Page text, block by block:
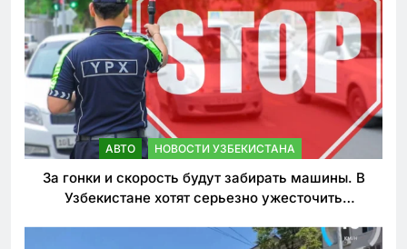
АВТО НОВОСТИ УЗБЕКИСТАНА
За гонки и скорость будут забирать машины. В
Узбекистане хотят серьезно ужесточить